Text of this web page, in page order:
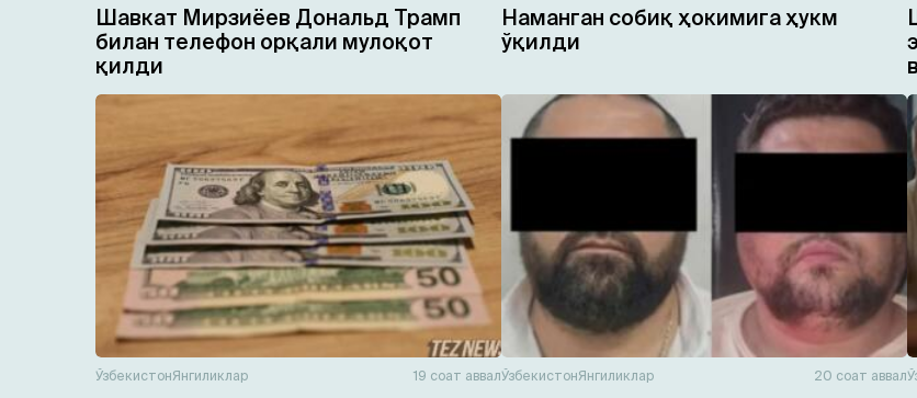
Шавкат Мирзиёев Дональд Трамп
билан телефон орқали мулоқот
қилди
Наманган собиқ ҳокимига ҳукм
ўқилди
ЎзбекистонЯнгиликлар 19 соат аввалЎзбекистонЯнгиликлар 20 соат аввал